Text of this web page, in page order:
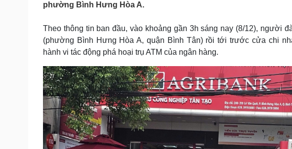
Sức khỏe
Dinh dưỡng - món ngon
Cây thuốc
Sản phụ khoa
Nhi khoa
Nam khoa
Làm đẹp - giảm cân
Phòng mạch online
Ăn sạch sống khỏe
Đời sống
Nhà đẹp
Blog
Tình yêu - Gia đình
Văn hóa
Âm nhạc
Di sản
Cải chính
phường Bình Hưng Hòa A.
Theo thông tin ban đầu, vào khoảng gần 3h sáng nay (8/12), người
(phường Bình Hưng Hòa A, quận Bình Tân) rồi tới trước cửa chi
hành vi tác động phá hoại trụ ATM của ngân hàng.